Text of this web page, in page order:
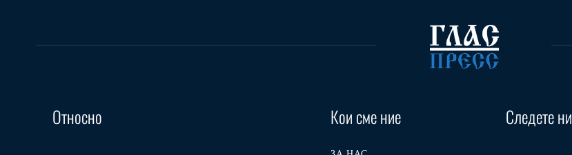
Относно Кои сме ние Следете ни